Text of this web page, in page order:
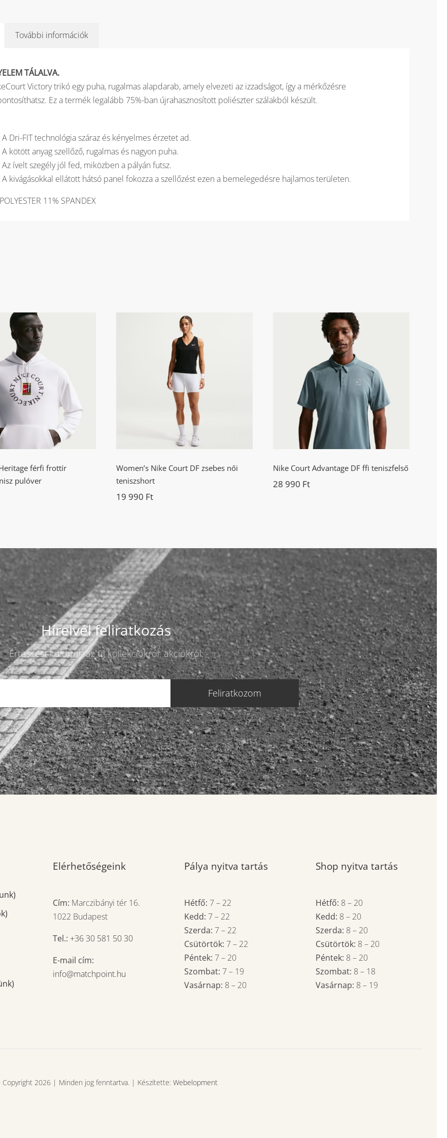
További információk
TÁLALVA.
Victory trikó egy puha, rugalmas alapdarab, amely elvezeti az izzadságot, így a mérkőzésre
Ez a termék legalább 75%-ban újrahasznosított poliészter szálakból készült.
A Dri-FIT technológia száraz és kényelmes érzetet ad.
A kötött anyag szellőző, rugalmas és nagyon puha.
Az ívelt szegély jól fed, miközben a pályán futsz.
A kivágásokkal ellátott hátsó panel fokozza a szellőzést ezen a bemelegedésre hajlamos területen.
11% SPANDEX
Heritage férfi
kapucnis tenisz
pulóver
férfi frottír
pulóver
Women’s Nike Court DF
zsebes női teniszshort
Women’s Nike Court DF zsebes női
teniszshort
19 990 Ft
Nike Court Advantage DF
ffi teniszfelső
Nike Court Advantage DF ffi teniszfelső
28 990 Ft
Hírelvél feliratkozás
Értesítést küldünk az új kollekciókról, akciókról.
Feliratkozom
Elérhetőségeink
Cím: Marczibányi tér 16.
1022 Budapest
Tel.: +36 30 581 50 30
E-mail cím:
info@matchpoint.hu
Pálya nyitva tartás
Hétfő: 7– 22
Kedd: 7– 22
Szerda: 7– 22
Csütörtök: 7– 22
Péntek: 7– 20
Szombat: 7– 19
Vasárnap: 8– 20
Shop nyitva tartás
Hétfő: 8 – 20
Kedd: 8 – 20
Szerda: 8 – 20
Csütörtök: 8 – 20
Péntek: 8 – 20
Szombat: 8 – 18
Vasárnap: 8 – 19
2026 | Minden jog fenntartva. | Készítette: Webelopment